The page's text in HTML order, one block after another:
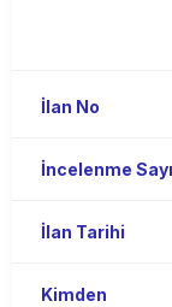
İlan No
İncelenme
İlan Tarihi
Kimden